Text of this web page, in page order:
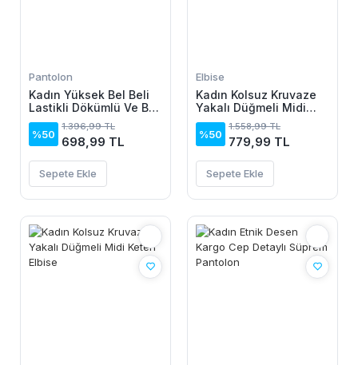
Pantolon
Kadın Yüksek Bel Beli
Lastikli Dökümlü Ve Beli
şeritli Pera Pantolon
%50
1.396,99 TL
698,99 TL
Sepete Ekle
Elbise
Kadın Kolsuz Kruvaze
Yakalı Düğmeli Midi
Keten Elbise
%50
1.558,99 TL
779,99 TL
Sepete Ekle